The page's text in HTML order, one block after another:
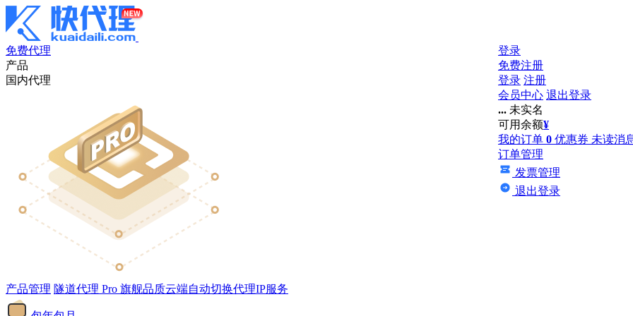
免费代理
产品
国内代理
产品管理 隧道代理 Pro 旗舰品质云端自动切换代理IP服务
登录
免费注册
登录 注册
会员中心 退出登录
... 未实名
可用余额¥
我的订单 0 优惠券 未读消
订单管理
发票管理
退出登录